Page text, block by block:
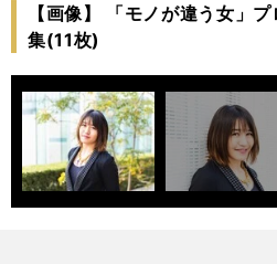
【画像】 「モノが違う女」
集(11枚)